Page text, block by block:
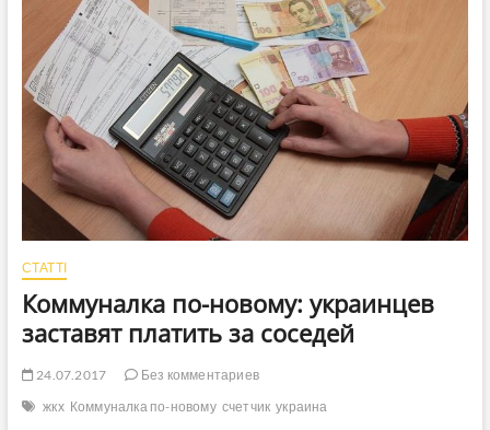
СТАТТІ
Коммуналка по-новому: украинцев
заставят платить за соседей
24.07.2017
Без комментариев
жкх Коммуналка по-новому счетчик украина